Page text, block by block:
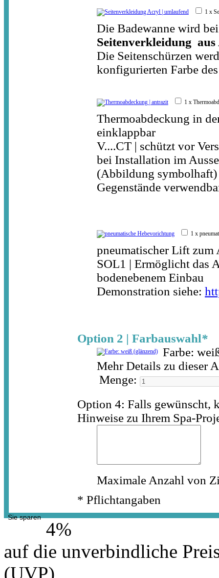
1 x
Die Badewanne wird
Seitenverkleidung
Die Seitenschürzen
konfigurierten Farbe
1 x
Thermoabdeckung in
einklappbar
V....CT | schützt vor
bei Installation im
(Abbildung
Gegenstände
1 x
pneumatischer Lift zum
SOL1 | Ermöglicht das
bodenebenem Einbau
Demonstration siehe:
Option 2 | Farbauswahl*
Farbe:
Mehr Details zu dieser
Menge:
Option 4: Falls gewünscht,
Hinweise zu Ihrem Spa-
Maximale Anzahl von
* Pflichtangaben
Sie sparen
4%
auf die unverbindliche
(UVP)